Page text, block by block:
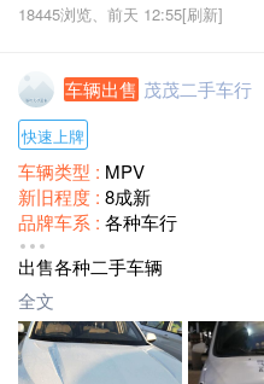
18445浏览、 前天 12:55[刷新]
车辆出售 茂茂二手车行
快速上牌
车辆类型 : MPV
新旧程度 : 8成新
品牌车系 : 各种车行
出售价格 :
出售各种二手车辆
全文